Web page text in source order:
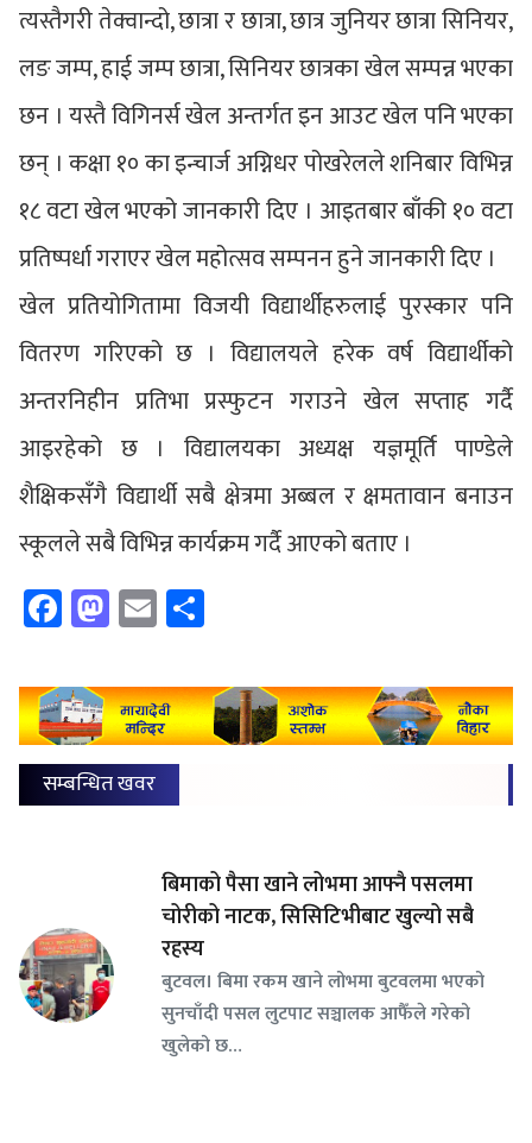
त्यस्तैगरी तेक्वान्दो, छात्रा र छात्रा, छात्र जुनियर छात्रा सिनियर,
लङ जम्प, हाई जम्प छात्रा, सिनियर छात्रका खेल सम्पन्न भएका
छन । यस्तै विगिनर्स खेल अन्तर्गत इन आउट खेल पनि भएका
छन् । कक्षा १० का इन्चार्ज अग्निधर पोखरेलले शनिबार विभिन्न
१८ वटा खेल भएको जानकारी दिए । आइतबार बाँकी १० वटा
प्रतिष्पर्धा गराएर खेल महोत्सव सम्पनन हुने जानकारी दिए ।
खेल प्रतियोगितामा विजयी विद्यार्थीहरुलाई पुरस्कार पनि
वितरण गरिएको छ । विद्यालयले हरेक वर्ष विद्यार्थीको
अन्तरनिहीन प्रतिभा प्रस्फुटन गराउने खेल सप्ताह गर्दै
आइरहेको छ । विद्यालयका अध्यक्ष यज्ञमूर्ति पाण्डेले
शैक्षिकसँगै विद्यार्थी सबै क्षेत्रमा अब्बल र क्षमतावान बनाउन
स्कूलले सबै विभिन्न कार्यक्रम गर्दै आएको बताए ।
Facebook
Mastodon
Email
सम्बन्धित खवर
बिमाको पैसा खाने लोभमा आफ्नै पसलमा
चोरीको नाटक, सिसिटिभीबाट खुल्यो सबै
रहस्य
बुटवल। बिमा रकम खाने लोभमा बुटवलमा भएको
सुनचाँदी पसल लुटपाट सञ्चालक आफैँले गरेको
खुलेको छ…